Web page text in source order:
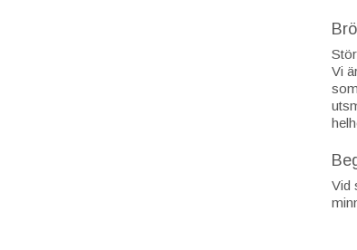
Vi
Vid